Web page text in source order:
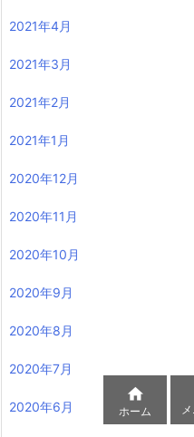
2021年4月
2021年3月
2021年2月
2021年1月
2020年12月
2020年11月
2020年10月
2020年9月
2020年8月
2020年7月
2020年6月

ホーム